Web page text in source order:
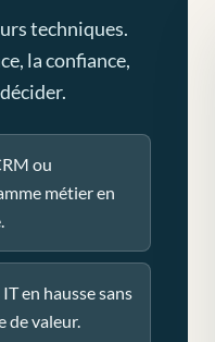
techniques.
la confiance,
ou
métier en
en hausse sans
de valeur.